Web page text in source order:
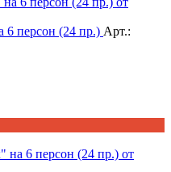
6 персон (24 пр.) Арт.: